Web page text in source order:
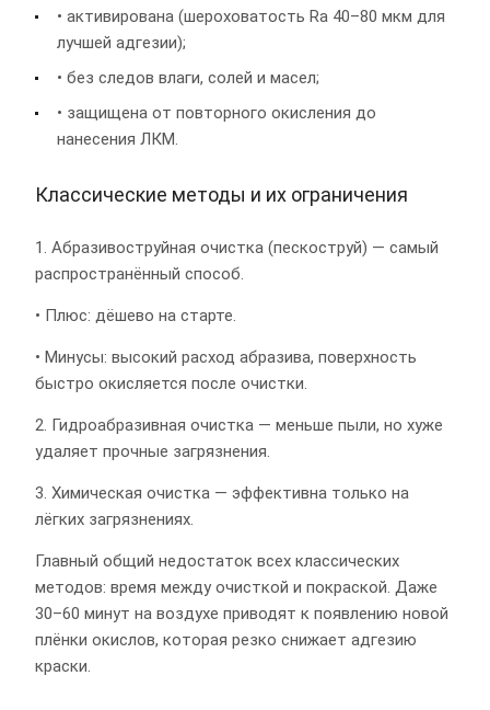
• активирована (шероховатость Ra 40–80 мкм для
лучшей адгезии);
• без следов влаги, солей и масел;
• защищена от повторного окисления до
нанесения ЛКМ.
Классические методы и их ограничения
1. Абразивоструйная очистка (пескоструй) — самый
распространённый способ.
• Плюс: дёшево на старте.
• Минусы: высокий расход абразива, поверхность
быстро окисляется после очистки.
2. Гидроабразивная очистка — меньше пыли, но хуже
удаляет прочные загрязнения.
3. Химическая очистка — эффективна только на
лёгких загрязнениях.
Главный общий недостаток всех классических
методов: время между очисткой и покраской. Даже
30–60 минут на воздухе приводят к появлению новой
плёнки окислов, которая резко снижает адгезию
краски.